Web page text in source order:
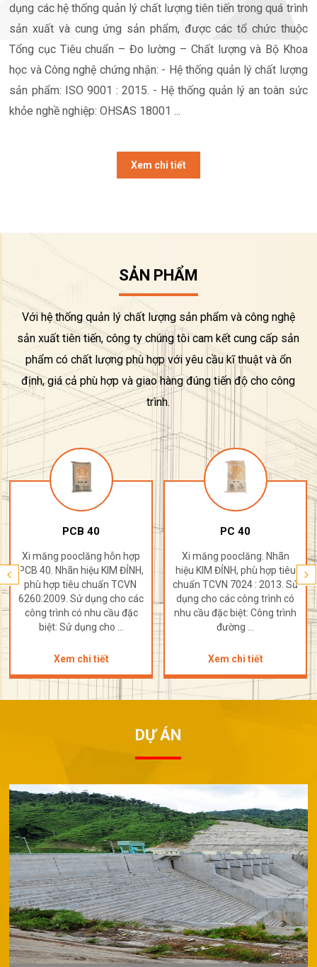
dụng các hệ thống quản lý chất lượng tiên tiến trong quá trình
sản xuất và cung ứng sản phẩm, được các tổ chức thuộc
Tổng cục Tiêu chuẩn – Đo lường – Chất lượng và Bộ Khoa
học và Công nghệ chứng nhận: - Hệ thống quản lý chất lượng
sản phẩm: ISO 9001 : 2015. - Hệ thống quản lý an toàn sức
khỏe nghề nghiệp: OHSAS 18001 ...
Xem chi tiết
SẢN PHẨM
Với hệ thống quản lý chất lượng sản phẩm và công nghệ
sản xuất tiên tiến, công ty chúng tôi cam kết cung cấp sản
phẩm có chất lượng phù hợp với yêu cầu kĩ thuật và ổn
định, giá cả phù hợp và giao hàng đúng tiến độ cho công
trình.
PCB 40
Xi măng pooclăng hỗn hợp
PCB 40. Nhãn hiệu KIM ĐỈNH,
phù hợp tiêu chuẩn TCVN
6260:2009. Sử dụng cho các
công trình có nhu cầu đặc
biệt: Sử dụng cho ...
Xem chi tiết
PC 40
Xi măng pooclăng. Nhãn
hiệu KIM ĐỈNH, phù hợp tiêu
chuẩn TCVN 7024 : 2013. Sử
dụng cho các công trình có
nhu cầu đặc biệt: Công trình
đường ...
Xem chi tiết
DỰ ÁN